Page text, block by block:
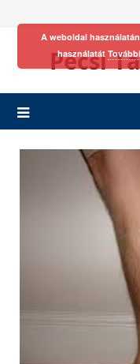
Pécsi
A weboldal
használatát